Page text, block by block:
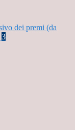
dei premi (da
3